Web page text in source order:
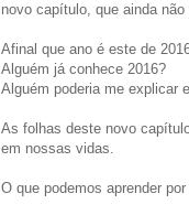
novo capítulo, que ainda
Afinal que ano é este de
Alguém já conhece 2016?
Alguém poderia me explicar
As folhas deste novo
em nossas vidas.
O que podemos aprender